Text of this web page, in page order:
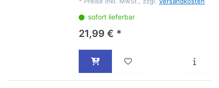
sofort lieferbar
21,99 € *